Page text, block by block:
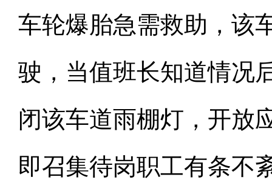
车轮爆胎急需救助，该
驶，当值班长知道情况
闭该车道雨棚灯，开放
即召集待岗职工有条不